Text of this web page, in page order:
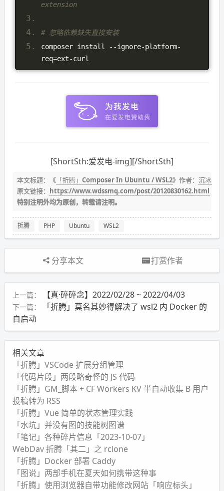
extension
# 忽略依赖缺失直接安装
composer install
--ignore-platform-
req=ext-curl
[ShortSth:爱发电-img][/ShortSth]
本文标题：《「折腾」Composer In Ubuntu / WSL2》作者： 沉冰浮水
原文链接：
https://www.wdssmq.com/post/20120830162.html
特别注明外均为原创，转载请注明。
折腾 PHP Ubuntu WSL2
分享本文 打赏作者
上一篇： 【真·碎碎念】2022/02/28 ~ 2022/04/03
下一篇：
「折腾」莫名其妙得解决了 wsl2 内 Docker 的
自启动
相关文章
「折腾」VSCode 扩展分组管理
「代码片段」两段略奇怪的 JS 代码
「折腾」GM_脚本 + CF Workers KV 半自动收集 B 用户
投稿转为 RSS
「折腾」Vue 简单的状态管理实践
「水坑」并没有图的技能树图谱
「笔记」各种碎片信息「2023-10-07」
WebDav 折腾「其二」之 rclone
「折腾」Docker 部署 Caddy
「图说」两部手机在夏天如何携带这种事
「折腾」使用浏览器自带功能修改网站「响应标头」